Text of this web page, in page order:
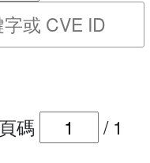
ID 搜尋保安警報
頁碼 / 1